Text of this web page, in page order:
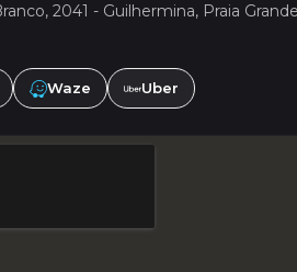
2041 - Guilhermina, Praia
Waze Uber